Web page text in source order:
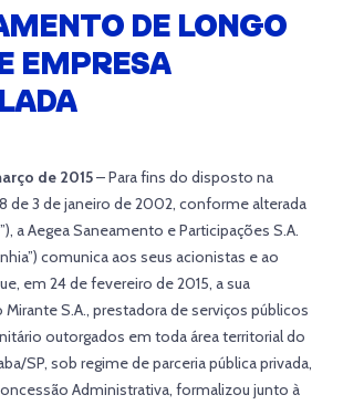
DE LONGO
EMPRESA
de 2015– Para fins do disposto na
de 3 de janeiro de 2002, conforme alterada
a Aegea Saneamento e Participações S.A.
comunica aos seus acionistas e ao
em 24 de fevereiro de 2015, a sua
S.A., prestadora de serviços públicos
outorgados em toda área territorial do
SP, sob regime de parceria pública privada,
Administrativa, formalizou junto à